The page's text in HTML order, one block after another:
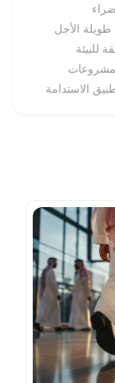
طويلة الأجل
للبيئة
الاستدامة